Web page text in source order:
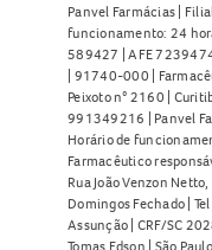
Panvel Farmácias |
funcionamento: 24
589427 | AFE
| 91740-000 |
Peixoto n° 2160 |
991349216 | Panvel
Horário de
Farmacêutico
Rua João Venzon
Domingos Fechado |
Assunção | CRF/SC
Tomas Edson | São